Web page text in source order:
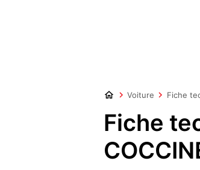
Voiture Fiche
Fiche